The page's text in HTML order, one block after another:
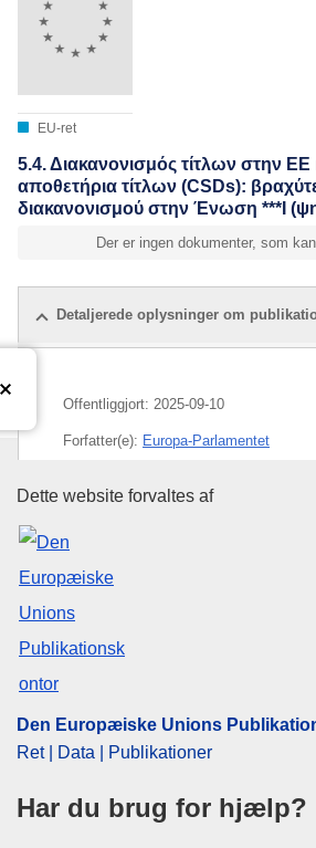
EU-ret
5.4. Διακανονισμός τίτλων στην ΕΕ
αποθετήρια τίτλων (CSDs):
διακανονισμού στην Ένωση ***I
Der er ingen dokumenter, som
Detaljerede oplysninger om
Offentliggjort: 2025-09-10
Forfatter(e): Europa-Parlamentet
Den Europæiske
Dette website forvaltes af
Den Europæiske Unions
Ret | Data | Publikationer
Har du brug for hjælp?